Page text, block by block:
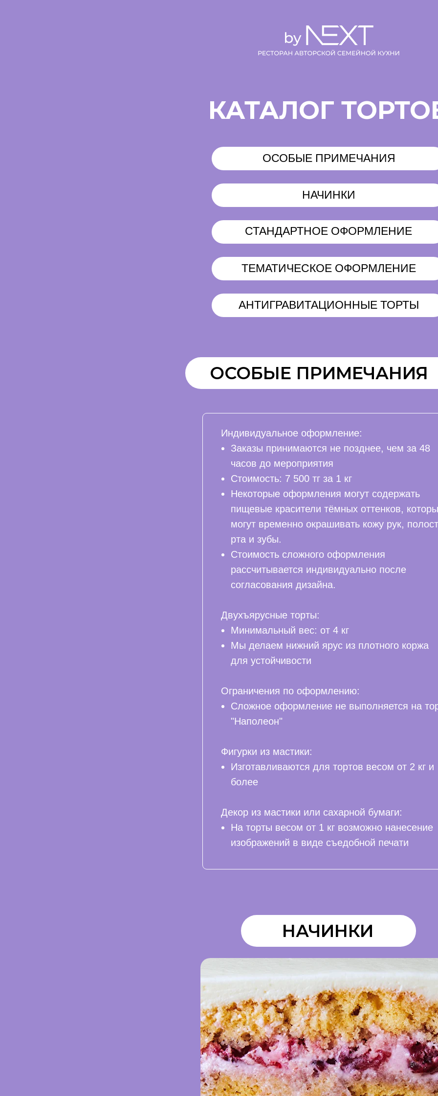
КАТАЛОГ
ОСОБЫЕ ПРИМЕЧАНИЯ
НАЧИНКИ
СТАНДАРТНОЕ ОФОРМЛЕНИЕ
ТЕМАТИЧЕСКОЕ ОФОРМЛЕНИЕ
АНТИГРАВИТАЦИОННЫЕ ТОРТЫ
Индивидуальное оформление:
Заказы принимаются не позднее, чем за 48
часов до мероприятия
Стоимость: 7 500 тг за 1 кг
Некоторые оформления могут содержать
пищевые красители тёмных оттенков,
могут временно окрашивать кожу рук,
рта и зубы.
Стоимость сложного оформления
рассчитывается индивидуально после
согласования дизайна.
Двухъярусные торты:
Минимальный вес: от 4 кг
Мы делаем нижний ярус из плотного коржа
для устойчивости
Ограничения по оформлению:
Сложное оформление не выполняется на
"Наполеон"
Фигурки из мастики:
Изготавливаются для тортов весом от 2 кг и
более
Декор из мастики или сахарной бумаги:
На торты весом от 1 кг возможно нанесение
изображений в виде съедобной печати
ОСОБЫЕ ПРИМЕЧАНИЯ
НАЧИНКИ